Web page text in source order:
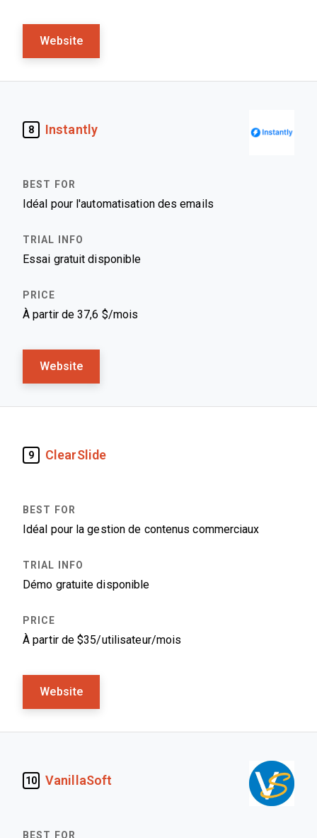
Website
8 Instantly
Idéal pour l'automatisation des emails
Essai gratuit disponible
À partir de 37,6 $/mois
Website
9 ClearSlide
Idéal pour la gestion de contenus commerciaux
Démo gratuite disponible
À partir de $35/utilisateur/mois
Website
10 VanillaSoft